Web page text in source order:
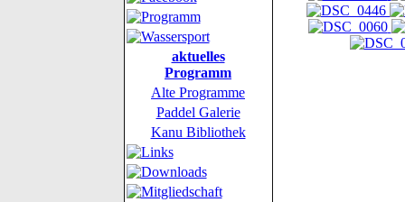
aktuelles
Programm
Alte Programme
Paddel Galerie
Kanu Bibliothek